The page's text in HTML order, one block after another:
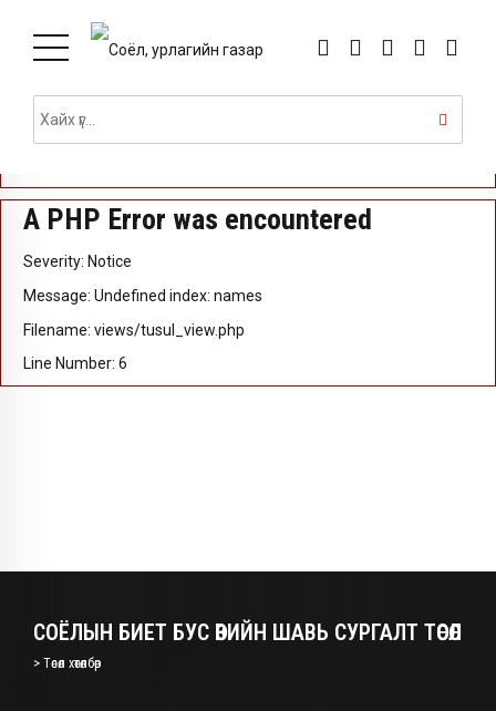
A PHP Error was encountered
Severity: Notice
Message: Undefined index: id
Filename: views/tusul_view.php
A PHP Error was encountered
Severity: Notice
Message: Undefined index: names
Filename: views/tusul_view.php
Line Number: 6
СОЁЛЫН БИЕТ БУС ӨВИЙН ШАВЬ СУРГАЛТ ТӨСӨЛ
> Төсөл хөтөлбөр